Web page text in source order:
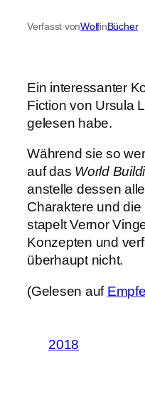
Verfasst vonWolfinBücher
Ein interessanter
Fiction von Ursula
gelesen habe.
Während sie so
auf das World
anstelle dessen
Charaktere und
stapelt Vernor
Konzepten und
überhaupt nicht.
(Gelesen auf
2018